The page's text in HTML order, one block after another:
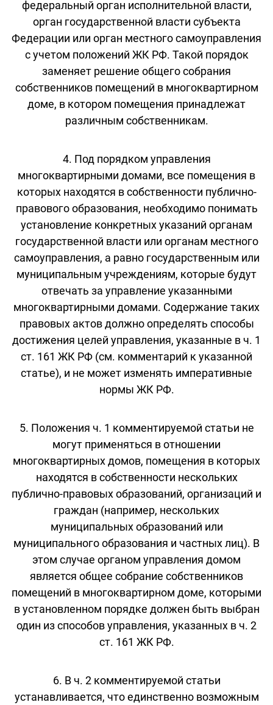
федеральный орган исполнительной власти,
орган государственной власти субъекта
Федерации или орган местного самоуправления
с учетом положений ЖК РФ. Такой порядок
заменяет решение общего собрания
собственников помещений в многоквартирном
доме, в котором помещения принадлежат
различным собственникам.
4. Под порядком управления
многоквартирными домами, все помещения в
которых находятся в собственности публично-
правового образования, необходимо понимать
установление конкретных указаний органам
государственной власти или органам местного
самоуправления, а равно государственным или
муниципальным учреждениям, которые будут
отвечать за управление указанными
многоквартирными домами. Содержание таких
правовых актов должно определять способы
достижения целей управления, указанные в ч. 1
ст. 161 ЖК РФ (см. комментарий к указанной
статье), и не может изменять императивные
нормы ЖК РФ.
5. Положения ч. 1 комментируемой статьи не
могут применяться в отношении
многоквартирных домов, помещения в которых
находятся в собственности нескольких
публично-правовых образований, организаций и
граждан (например, нескольких
муниципальных образований или
муниципального образования и частных лиц). В
этом случае органом управления домом
является общее собрание собственников
помещений в многоквартирном доме, которыми
в установленном порядке должен быть выбран
один из способов управления, указанных в ч. 2
ст. 161 ЖК РФ.
6. В ч. 2 комментируемой статьи
устанавливается, что единственно возможным